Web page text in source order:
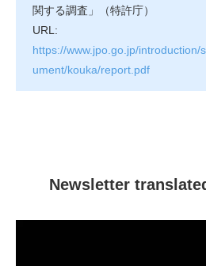
関する調査」（特許庁）
URL:
https://www.jpo.go.jp/introduction/
ument/kouka/report.pdf
Newsletter